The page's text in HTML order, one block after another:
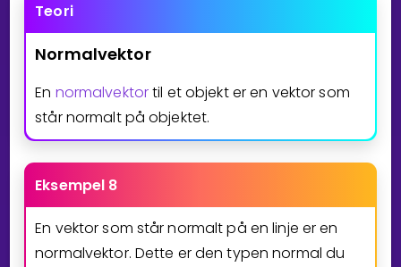
Teori
Normalvektor
En normalvektortil et objekt er en vektor som
står normalt på objektet.
Eksempel 8
En vektor som står normalt på en linje er en
normalvektor. Dette er den typen normal du